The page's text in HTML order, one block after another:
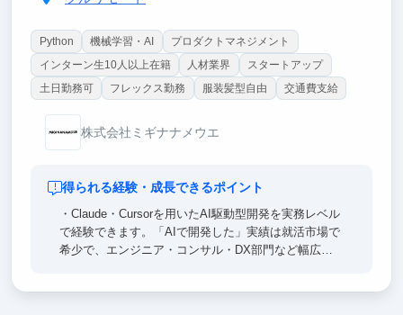
Python 機械学習・AI
プロダクトマネジメント
インターン生10人以上在籍
人材業界
スタートアップ
土日勤務可
フレックス勤務 服装髪型自由 交通費支給
株式会社ミギナナメウエ
得られる経験・成長できるポイント
・Claude・Cursorを用いたAI駆動型開発を実務レベル
で経験できます。「AIで開発した」実績は就活市場で
希少で、エンジニア・コンサル・DX部門など幅広い